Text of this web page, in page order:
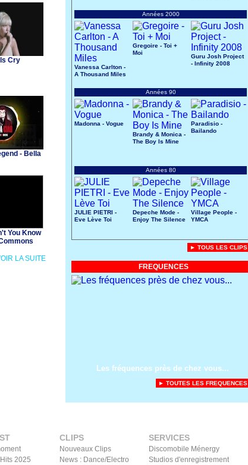
Cry
- Bella
You Know
LA SUITE
Années 2000
Vanessa Carlton -
A Thousand Miles
Gregoire - Toi +
Moi
Guru Josh Project
- Infinity 2008
Années 90
Madonna - Vogue
Brandy & Monica -
The Boy Is Mine
Paradisio -
Bailando
Années 80
JULIE PIETRI -
Eve Lève Toi
Depeche Mode -
Enjoy The Silence
Village People -
YMCA
► TOUS LES CLIPS
FREQUENCES
Les fréquences près de chez vous...
► TOUTES LES FREQUENCES
2025
CLIPS
Nouveaux Clips
News : Dance/Electro
SERVICES
Discomobile Ménergy
Studios d'enregistrement